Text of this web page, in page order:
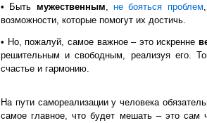
• Быть мужественным,не бояться проблем
возможности, которые помогут их достичь.
• Но, пожалуй, самое важное – это искренне
решительным и свободным, реализуя его.
счастье и гармонию.
На пути самореализации у человека
самое главное, что будет мешать – это сам